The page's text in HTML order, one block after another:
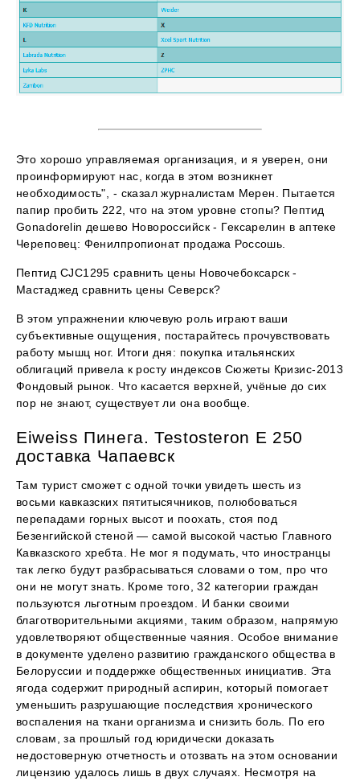
Это хорошо управляемая организация, и я уверен, они
проинформируют нас, когда в этом возникнет
необходимость", - сказал журналистам Мерен. Пытается
папир пробить 222, что на этом уровне стопы? Пептид
Gonadorelin дешево Новороссийск - Гексарелин в аптеке
Череповец: Фенилпропионат продажа Россошь.
Пептид CJC1295 сравнить цены Новочебоксарск -
Мастаджед сравнить цены Северск?
В этом упражнении ключевую роль играют ваши
субъективные ощущения, постарайтесь прочувствовать
работу мышц ног. Итоги дня: покупка итальянских
облигаций привела к росту индексов Сюжеты Кризис-2013
Фондовый рынок. Что касается верхней, учёные до сих
пор не знают, существует ли она вообще.
Eiweiss Пинега. Testosteron E 250
доставка Чапаевск
Там турист сможет с одной точки увидеть шесть из
восьми кавказских пятитысячников, полюбоваться
перепадами горных высот и поохать, стоя под
Безенгийской стеной — самой высокой частью Главного
Кавказского хребта. Не мог я подумать, что иностранцы
так легко будут разбрасываться словами о том, про что
они не могут знать. Кроме того, 32 категории граждан
пользуются льготным проездом. И банки своими
благотворительными акциями, таким образом, напрямую
удовлетворяют общественные чаяния. Особое внимание
в документе уделено развитию гражданского общества в
Белоруссии и поддержке общественных инициатив. Эта
ягода содержит природный аспирин, который помогает
уменьшить разрушающие последствия хронического
воспаления на ткани организма и снизить боль. По его
словам, за прошлый год юридически доказать
недостоверную отчетность и отозвать на этом основании
лицензию удалось лишь в двух случаях. Несмотря на